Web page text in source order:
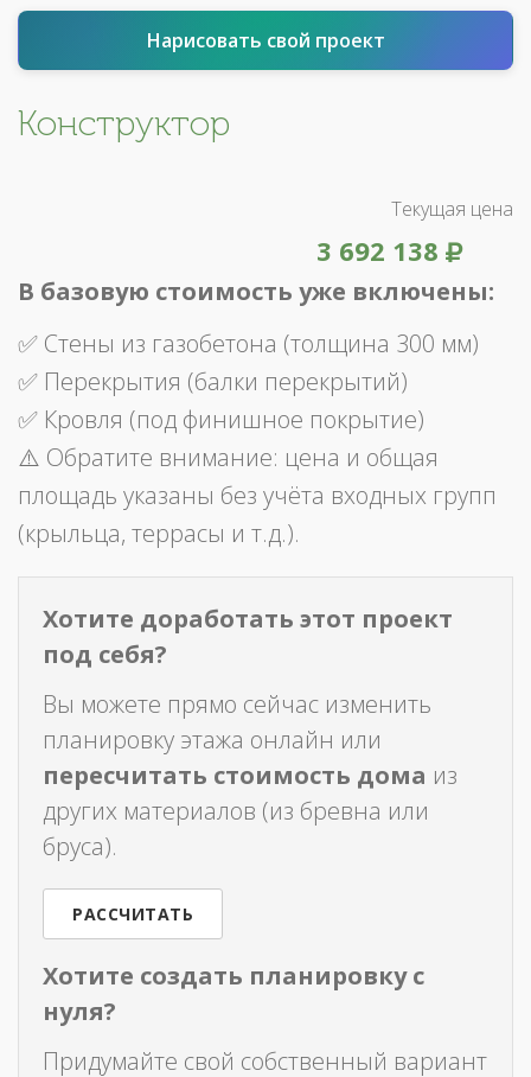
Нарисовать свой проект
Конструктор
Текущая цена
3 692 138
В базовую стоимость уже включены:
✅ Стены из газобетона (толщина 300 мм)
✅ Перекрытия (балки перекрытий)
✅ Кровля (под финишное покрытие)
⚠️ Обратите внимание: цена и общая
площадь указаны без учёта входных групп
(крыльца, террасы и т.д.).
Хотите доработать этот проект
под себя?
Вы можете прямо сейчас изменить
планировку этажа онлайн или
пересчитать стоимость дома из
других материалов (из бревна или
бруса).
РАССЧИТАТЬ
Хотите создать планировку с
нуля?
Придумайте свой собственный вариант